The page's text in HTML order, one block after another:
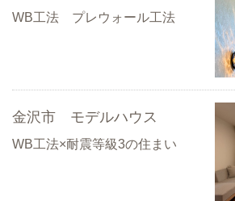
WB工法 プレウォール工法
金沢市 モデルハウス
WB工法×耐震等級3の住まい